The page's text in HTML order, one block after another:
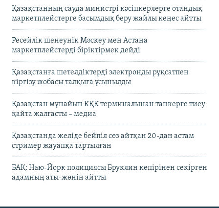
Қазақстанның сауда министрі кәсіпкерлерге отандық
маркетплейстерге басымдық беру жайлы кеңес айтты
Ресейлік шенеунік Мәскеу мен Астана
маркетплейстерді біріктірмек дейді
Қазақстанға шетелдіктерді электронды рұқсатпен
кіргізу жобасы талқыға ұсынылды
Қазақстан мұнайын КҚК терминалынан танкерге тиеу
қайта жалғасты – медиа
Қазақстанда желіде бейпіл сөз айтқан 20-дан астам
стример жауапқа тартылған
БАҚ: Нью-Йорк полициясы Бруклин көпірінен секірген
адамның аты-жөнін айтты